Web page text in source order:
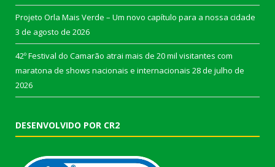
Projeto Orla Mais Verde – Um novo capítulo para a nossa cidade
3 de agosto de 2026
42º Festival do Camarão atrai mais de 20 mil visitantes com
maratona de shows nacionais e internacionais 28 de julho de
2026
DESENVOLVIDO POR CR2